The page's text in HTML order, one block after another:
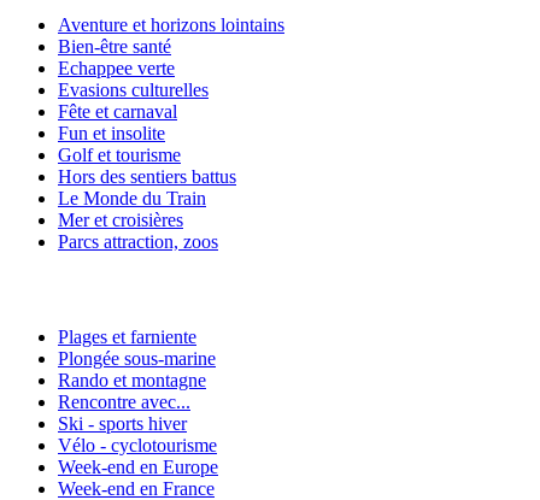
Aventure et horizons lointains
Bien-être santé
Echappee verte
Evasions culturelles
Fête et carnaval
Fun et insolite
Golf et tourisme
Hors des sentiers battus
Le Monde du Train
Mer et croisières
Parcs attraction, zoos
Plages et farniente
Plongée sous-marine
Rando et montagne
Rencontre avec...
Ski - sports hiver
Vélo - cyclotourisme
Week-end en Europe
Week-end en France